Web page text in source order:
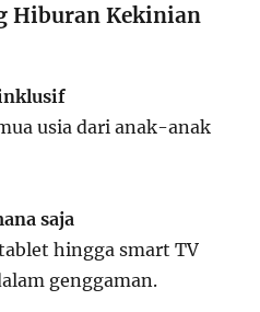
Hiburan Kekinian
usia dari anak-anak
saja
hingga smart TV
genggaman.